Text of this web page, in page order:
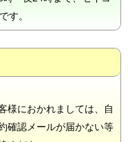
す。
様におかれましては、自
確認メールが届かない等